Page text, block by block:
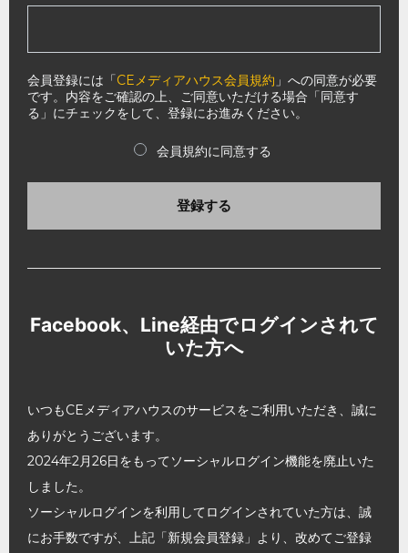
会員登録には「CEメディアハウス会員規約 」への同意が必要
です。内容をご確認の上、ご同意いただける場合「同意す
る」にチェックをして、登録にお進みください。
会員規約に同意する
登録する
Facebook、Line経由でログインされて
いた方へ
いつもCEメディアハウスのサービスをご利用いただき、誠に
ありがとうございます。
2024年2月26日をもってソーシャルログイン機能を廃止いた
しました。
ソーシャルログインを利用してログインされていた方は、誠
にお手数ですが、上記「新規会員登録」より、改めてご登録